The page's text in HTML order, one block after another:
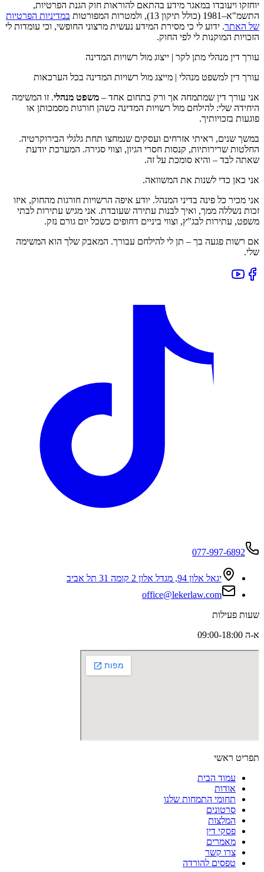
יוחזקו ויעובדו במאגר מידע בהתאם להוראות חוק הגנת הפרטיות,
התשמ"א–1981 (כולל תיקון 13), ולמטרות המפורטות
במדיניות הפרטיות
של האתר. ידוע לי כי מסירת המידע נעשית מרצוני החופשי, וכי עומדות לי
הזכויות המוקנות לי לפי החוק.
עורך דין מנהלי מתן לקר | ייצוג מול רשויות המדינה
עורך דין למשפט מנהלי | מייצג מול רשויות המדינה בכל הערכאות
אני עורך דין שמתמחה אך ורק בתחום אחד – משפט מנהלי. זו המשימה
היחידה שלי: להילחם מול רשויות המדינה כשהן חורגות מסמכותן או
פוגעות בזכויותיך.
במשך שנים, ראיתי אזרחים ועסקים שנמחצו תחת גלגלי הבירוקרטיה.
החלטות שרירותיות, קנסות חסרי הגיון, וצווי סגירה. המערכת יודעת
שאתה לבד – והיא סומכת על זה.
אני כאן כדי לשנות את המשוואה.
אני מכיר כל פינה בדיני המנהל. יודע איפה הרשויות חורגות מהחוק, איזו
זכות נשללה ממך, ואיך לבנות עתירה שעובדת. אני מגיש עתירות לבתי
משפט, עתירות לבג"ץ, וצווי ביניים דחופים כשכל יום גורם נזק.
אם רשות פגעה בך – תן לי להילחם עבורך. המאבק שלך הוא המשימה
שלי.
077-997-6892
יגאל אלון 94, מגדל אלון 2 קומה 31 תל אביב
office@lekerlaw.com
שעות פעילות
א-ה 09:00-18:00
תפריט ראשי
עמוד הבית
אודות
תחומי התמחות שלנו
סרטונים
המלצות
פסקי דין
מאמרים
צרו קשר
טפסים להורדה